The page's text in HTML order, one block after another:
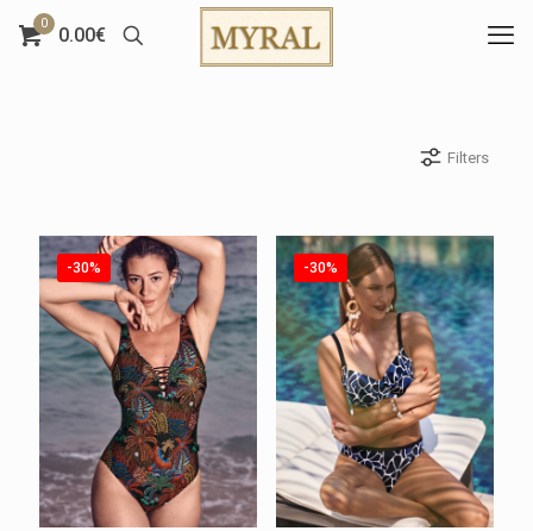
0
0.00€
Filters
-30% -30%